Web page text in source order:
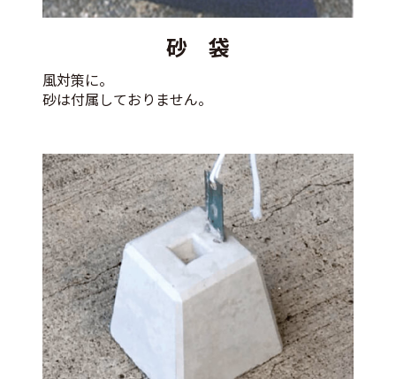
砂 袋
風対策に。
砂は付属しておりません。